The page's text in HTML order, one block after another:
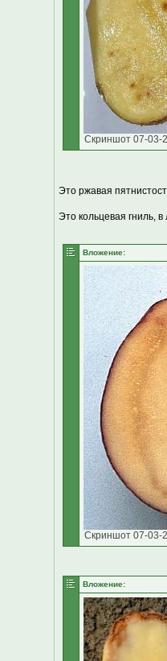
Скриншот 07-03-
Это ржавая
Это кольцевая гниль,
Вложение:
Скриншот 07-03-
Вложение: